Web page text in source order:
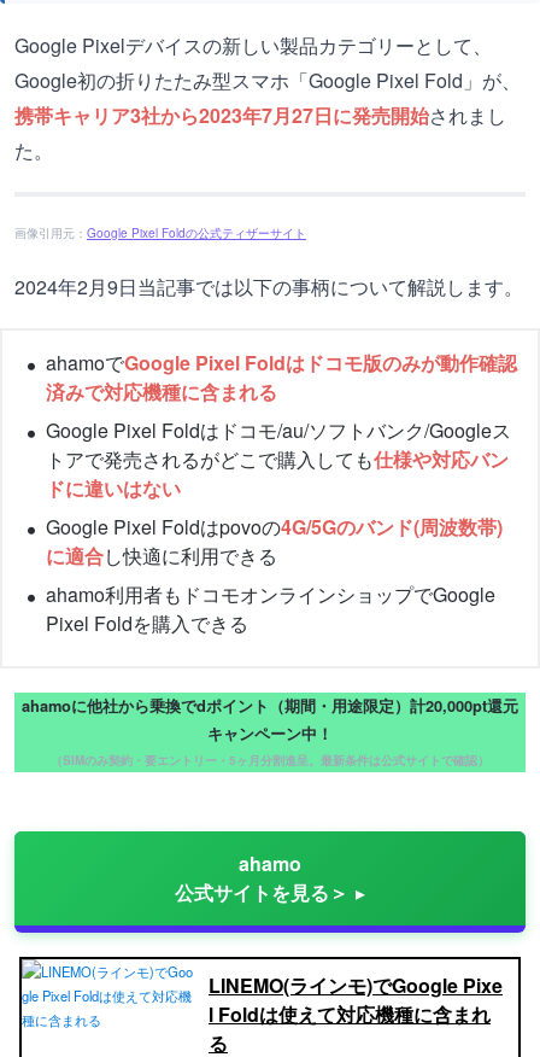
Google Pixelデバイスの新しい製品カテゴリーとして、
Google初の折りたたみ型スマホ「Google Pixel Fold」が、
携帯キャリア3社から2023年7月27日に発売開始されまし
た。
画像引用元： Google Pixel Foldの公式ティザーサイト
2024年2月9日当記事では以下の事柄について解説します。
ahamoでGoogle Pixel Foldはドコモ版のみが動作確認
済みで対応機種に含まれる
Google Pixel Foldはドコモ/au/ソフトバンク/Googleス
トアで発売されるがどこで購入しても仕様や対応バン
ドに違いはない
Google Pixel Foldはpovoの4G/5Gのバンド(周波数帯)
に適合し快適に利用できる
ahamo利用者もドコモオンラインショップでGoogle
Pixel Foldを購入できる
ahamoに他社から乗換でdポイント（期間・用途限定）計20,000pt還元
キャンペーン中！
（SIMのみ契約・要エントリー・5ヶ月分割進呈。最新条件は公式サイトで確認）
ahamo
公式サイトを見る＞
LINEMO(ラインモ)でGoogle Pixe
l Foldは使えて対応機種に含まれ
る